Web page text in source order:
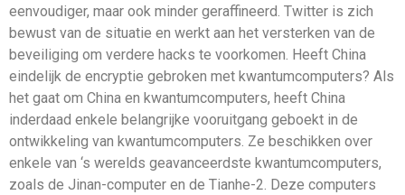
eenvoudiger, maar ook minder geraffineerd. Twitter is zich
bewust van de situatie en werkt aan het versterken van de
beveiliging om verdere hacks te voorkomen. Heeft China
eindelijk de encryptie gebroken met kwantumcomputers? Als
het gaat om China en kwantumcomputers, heeft China
inderdaad enkele belangrijke vooruitgang geboekt in de
ontwikkeling van kwantumcomputers. Ze beschikken over
enkele van ‘s werelds geavanceerdste kwantumcomputers,
zoals de Jinan-computer en de Tianhe-2. Deze computers